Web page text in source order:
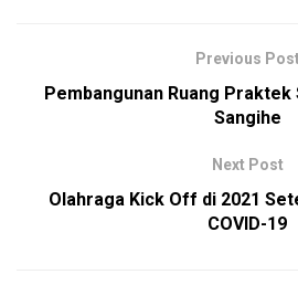
Previous Post
Pembangunan Ruang Praktek
Sangihe
Next Post
Olahraga Kick Off di 2021
COVID-19